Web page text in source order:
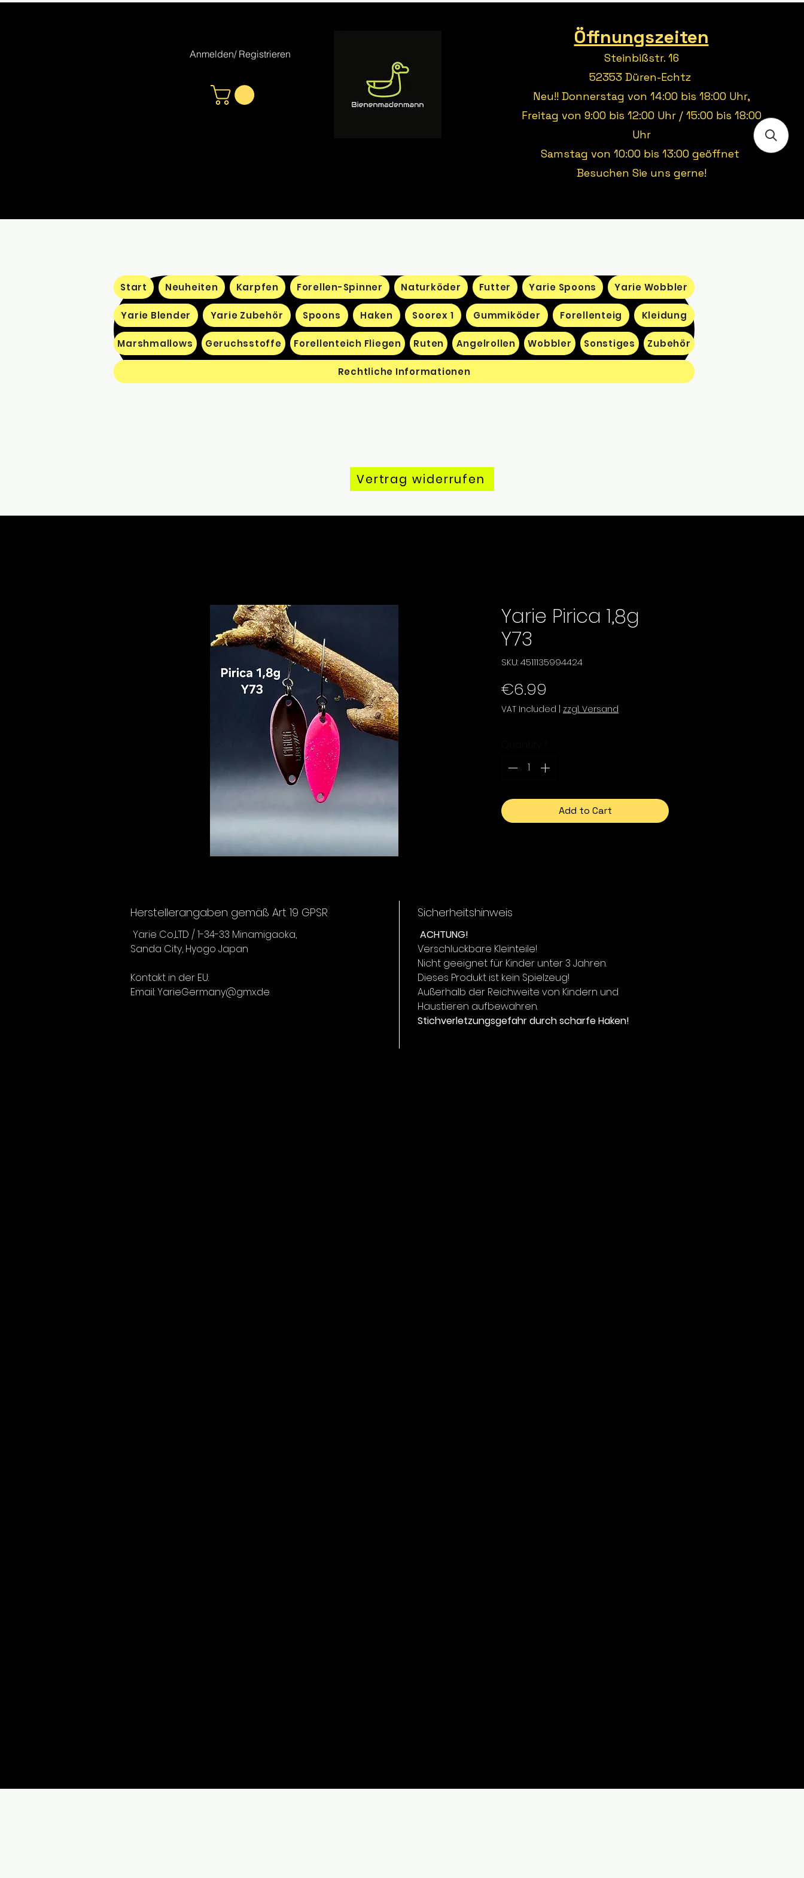
Anmelden/ Registrieren
Öffnungszeiten
Steinbißstr. 16
52353 Düren-Echtz
Neu!! Donnerstag von 14:00 bis 18:00 Uhr,
Freitag von 9:00 bis 12:00 Uhr / 15:00 bis 18:00
Uhr
Samstag von 10:00 bis 13:00 geöffnet
Besuchen Sie uns gerne!
Start Neuheiten Karpfen Forellen-Spinner Naturköder Futter Yarie Spoons Yarie Wobbler
Yarie Blender Yarie Zubehör Spoons Haken Soorex 1 Gummiköder Forellenteig Kleidung
Marshmallows Geruchsstoffe Forellenteich Fliegen Ruten Angelrollen Wobbler Sonstiges Zubehör
Rechtliche Informationen
Vertrag widerrufen
Yarie Pirica 1,8g
Y73
SKU: 4511135994424
€6.99
VAT Included zzgl. Versand
Add to Cart
Herstellerangaben gemäß Art 19 GPSR
Yarie Co,LTD / 1-34-33 Minamigaoka,
Sanda City, Hyogo Japan
Kontakt in der EU:
Email: YarieGermany@gmx.de
Sicherheitshinweis
ACHTUNG!
Verschluckbare Kleinteile!
Nicht geeignet für Kinder unter 3 Jahren.
Dieses Produkt ist kein Spielzeug!
Außerhalb der Reichweite von Kindern und
Haustieren aufbewahren.
Stichverletzungsgefahr durch scharfe Haken!